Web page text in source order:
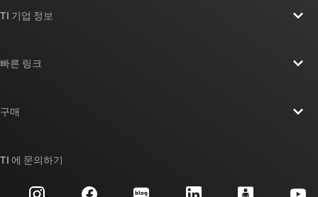
TI 기업 정보
빠른 링크
대체품 검색
고객 지원 센터
구매
TI 에 문의하기